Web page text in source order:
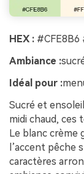
HEX : #CFE8B6
Ambiance :
Idéal pour :
Sucré et
midi chaud,
Le blanc crème
l’accent pêche
caractères